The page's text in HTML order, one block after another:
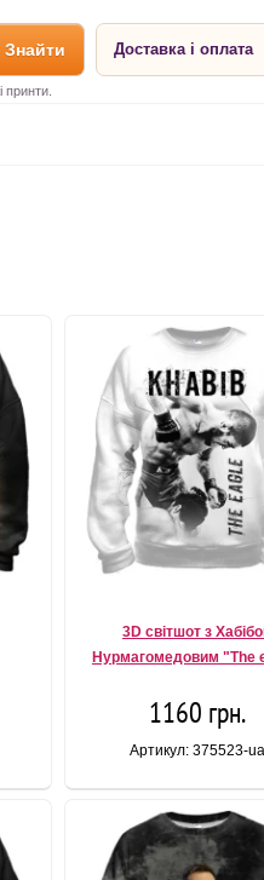
за фотографією
Знайти Доставка і оплата
3D світшот з
Нурмагомедовим "The
1160 грн.
Артикул: 375523-ua